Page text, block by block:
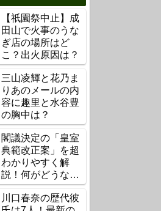
【祇園祭中止】成
田山で火事のうな
ぎ店の場所はど
こ？出火原因は？
三山凌輝と花乃ま
りあのメールの内
容に趣里と水谷豊
の胸中は？
閣議決定の「皇室
典範改正案」を超
わかりやすく解
説！何がどうな
る？
川口春奈の歴代彼